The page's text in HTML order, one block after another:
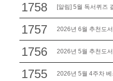
1758 [알림] 5월 독서퀴즈
1757 2026년 6월 추천도서
1756 2026년 5월 추천도서
1755 2026년 5월 4주차